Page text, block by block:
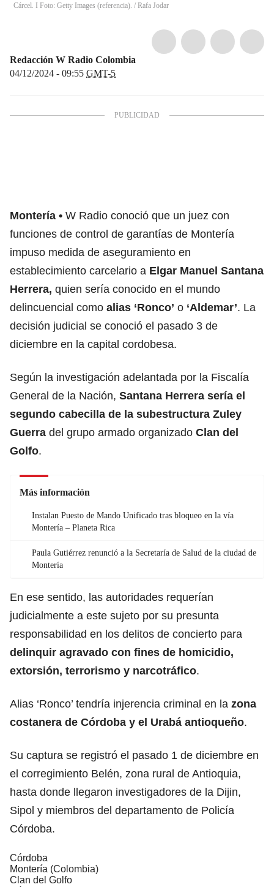
Cárcel. I Foto: Getty Images (referencia). / Rafa Jodar
Redacción W Radio Colombia
04/12/2024 - 09:55 GMT-5
Montería
W Radio conoció que un juez con
funciones de control de garantías de Montería
impuso medida de aseguramiento en
establecimiento carcelario a Elgar Manuel Santana
Herrera, quien sería conocido en el mundo
delincuencial como alias ‘Ronco’ o ‘Aldemar’. La
decisión judicial se conoció el pasado 3 de
diciembre en la capital cordobesa.
Según la investigación adelantada por la Fiscalía
General de la Nación, Santana Herrera sería el
segundo cabecilla de la subestructura Zuley
Guerra del grupo armado organizado Clan del
Golfo.
Más información
Instalan Puesto de Mando Unificado tras bloqueo en la vía
Montería – Planeta Rica
Paula Gutiérrez renunció a la Secretaría de Salud de la ciudad de
Montería
En ese sentido, las autoridades requerían
judicialmente a este sujeto por su presunta
responsabilidad en los delitos de concierto para
delinquir agravado con fines de homicidio,
extorsión, terrorismo y narcotráfico.
Alias ‘Ronco’ tendría injerencia criminal en la zona
costanera de Córdoba y el Urabá antioqueño.
Su captura se registró el pasado 1 de diciembre en
el corregimiento Belén, zona rural de Antioquia,
hasta donde llegaron investigadores de la Dijin,
Sipol y miembros del departamento de Policía
Córdoba.
Córdoba
Montería (Colombia)
Clan del Golfo